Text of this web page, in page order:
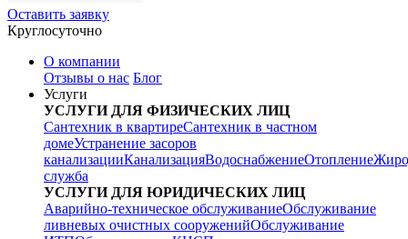
Оставить заявку
Круглосуточно
О компании
Отзывы о нас Блог
Услуги
УСЛУГИ ДЛЯ ФИЗИЧЕСКИХ ЛИЦ
Сантехник в квартиреСантехник в частном
домеУстранение засоров
канализацииКанализацияВодоснабжениеОтопление
служба
УСЛУГИ ДЛЯ ЮРИДИЧЕСКИХ ЛИЦ
Аварийно-техническое обслуживаниеОбслуживание
ливневых очистных сооруженийОбслуживание